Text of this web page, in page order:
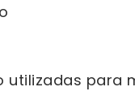
utilizadas para